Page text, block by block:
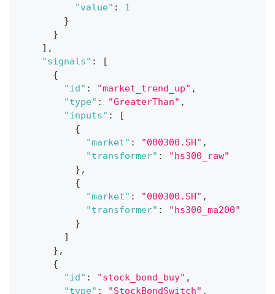
"value" :
1
}
}
] ,
"signals" :
[
{
"id" : "market_trend_up" ,
"type" : "GreaterThan" ,
"inputs" :
[
{
"market" : "000300.SH" ,
"transformer" :
"hs300_raw"
} ,
{
"market" : "000300.SH" ,
"transformer" :
"hs300_ma200"
}
]
} ,
{
"id" : "stock_bond_buy" ,
"type" : "StockBondSwitch" ,